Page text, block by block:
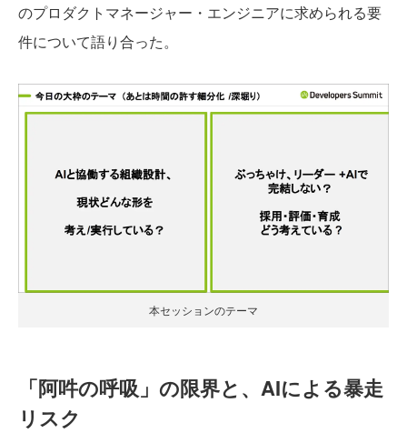
のプロダクトマネージャー・エンジニアに求められる要
件について語り合った。
本セッションのテーマ
「阿吽の呼吸」の限界と、AIによる暴走
リスク